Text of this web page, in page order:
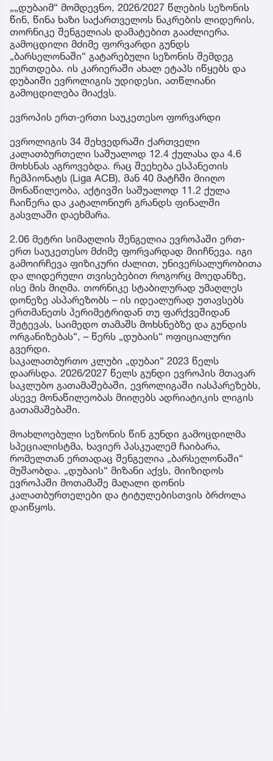
„„დუბაიმ“ მომდევნო, 2026/2027 წლების სეზონის
წინ, წინა ხაზი საქართველოს ნაკრების ლიდერის,
თორნიკე შენგელიას დამატებით გააძლიერა.
გამოცდილი მძიმე ფორვარდი გუნდს
„ბარსელონაში“ გატარებული სეზონის შემდეგ
უერთდება. ის კარიერაში ახალ ეტაპს იწყებს და
დუბაიში ევროლიგის უდიდესი, ათწლიანი
გამოცდილება მიაქვს.
ევროპის ერთ-ერთი საუკეთესო ფორვარდი
ევროლიგის 34 შეხვედრაში ქართველი
კალათბურთელი საშუალოდ 12.4 ქულასა და 4.6
მოხსნას აგროვებდა. რაც შეეხება ესპანეთის
ჩემპიონატს (Liga ACB), მან 40 მატჩში მიიღო
მონაწილეობა, აქტივში საშუალოდ 11.2 ქულა
ჩაიწერა და კატალონიურ გრანდს ფინალში
გასვლაში დაეხმარა.
2.06 მეტრი სიმაღლის შენგელია ევროპაში ერთ-
ერთ საუკეთესო მძიმე ფორვარდად მიიჩნევა. იგი
გამოირჩევა ფიზიკური ძალით, უნივერსალურობითა
და ლიდერული თვისებებით როგორც მოედანზე,
ისე მის მიღმა. თორნიკე სტაბილურად უმაღლეს
დონეზე ასპარეზობს – ის იდეალურად უთავსებს
ერთმანეთს პერიმეტრიდან თუ ფარქვეშიდან
შეტევას, საიმედო თამაშს მოხსნებზე და გუნდის
ორგანიზებას“, – წერს „დუბაის“ ოფიციალური
გვერდი.
საკალათბურთო კლუბი „დუბაი“ 2023 წელს
დაარსდა. 2026/2027 წელს გუნდი ევროპის მთავარ
საკლუბო გათამაშებაში, ევროლიგაში იასპარეზებს,
ასევე მონაწილეობას მიიღებს ადრიატიკის ლიგის
გათამაშებაში.
მოახლოებული სეზონის წინ გუნდი გამოცდილმა
სპეციალისტმა, ხავიერ პასკუალემ ჩაიბარა,
რომელთან ერთადაც შენგელია „ბარსელონაში“
მუშაობდა. „დუბაის“ მიზანი აქვს, მიიზიდოს
ევროპაში მოთამაშე მაღალი დონის
კალათბურთელები და ტიტულებისთვის ბრძოლა
დაიწყოს.